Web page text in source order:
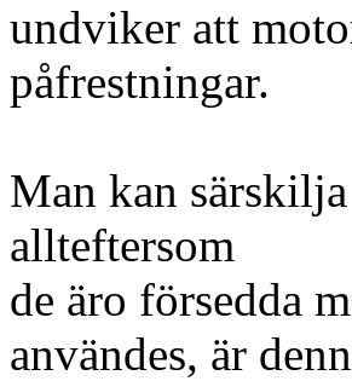
undviker att
påfrestningar.
Man kan
allteftersom
de äro försedda
användes, är